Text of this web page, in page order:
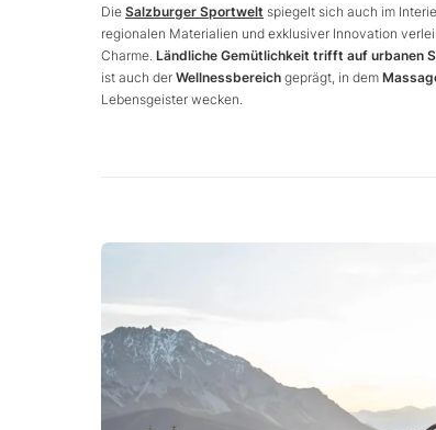
Die Salzburger Sportwelt spiegelt sich auch im
regionalen Materialien und exklusiver Innovation
Charme. Ländliche Gemütlichkeit trifft auf urbanen
ist auch der Wellnessbereich geprägt, in dem
Lebensgeister wecken.